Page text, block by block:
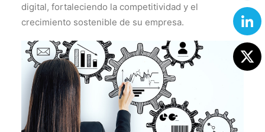
digital, fortaleciendo la competitividad y el
crecimiento sostenible de su empresa.